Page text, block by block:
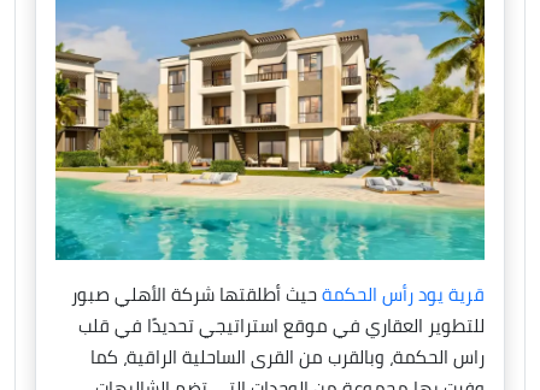
قرية يود رأس الحكمة حيث أطلقتها شركة الأهلي صبور
للتطوير العقاري في موقع استراتيجي تحديدًا في قلب
راس الحكمة، وبالقرب من القرى الساحلية الراقية، كما